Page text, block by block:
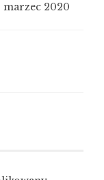
marzec 2020